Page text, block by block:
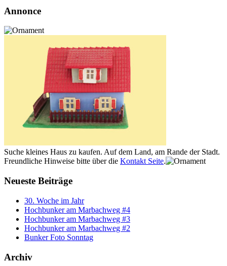
Annonce
Suche kleines Haus zu kaufen. Auf dem Land, am Rande der Stadt.
Freundliche Hinweise bitte über die Kontakt Seite.
Neueste Beiträge
30. Woche im Jahr
Hochbunker am Marbachweg #4
Hochbunker am Marbachweg #3
Hochbunker am Marbachweg #2
Bunker Foto Sonntag
Archiv